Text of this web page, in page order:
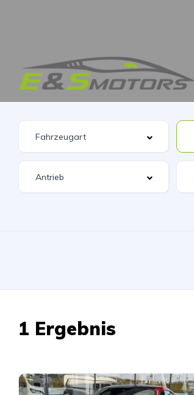
1 Ergebnis